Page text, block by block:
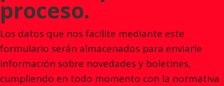
proceso.
Los datos que nos facilite mediante este
formulario serán almacenados para enviarle
información sobre novedades y boletines,
cumpliendo en todo momento con la normativa